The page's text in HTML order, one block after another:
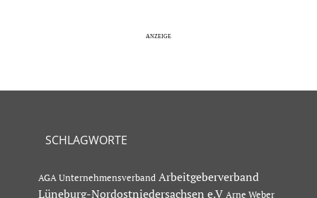
SCHLAGWORTE
AGA Unternehmensverband Arbeitgeberverband
Lüneburg-Nordostniedersachsen e.V Arne Weber